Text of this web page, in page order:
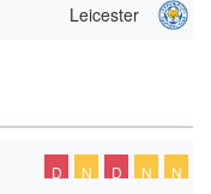
Leicester
D N D N N